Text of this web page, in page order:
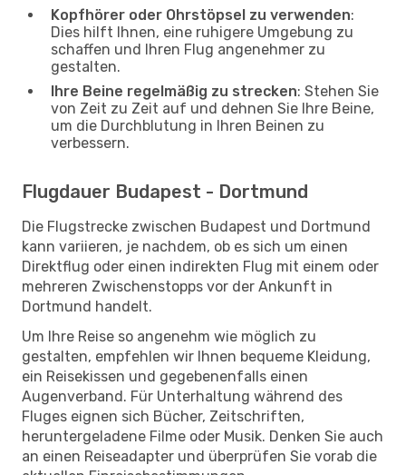
Kopfhörer oder Ohrstöpsel zu verwenden:
Dies hilft Ihnen, eine ruhigere Umgebung zu
schaffen und Ihren Flug angenehmer zu
gestalten.
Ihre Beine regelmäßig zu strecken: Stehen Sie
von Zeit zu Zeit auf und dehnen Sie Ihre Beine,
um die Durchblutung in Ihren Beinen zu
verbessern.
Flugdauer Budapest - Dortmund
Die Flugstrecke zwischen Budapest und Dortmund
kann variieren, je nachdem, ob es sich um einen
Direktflug oder einen indirekten Flug mit einem oder
mehreren Zwischenstopps vor der Ankunft in
Dortmund handelt.
Um Ihre Reise so angenehm wie möglich zu
gestalten, empfehlen wir Ihnen bequeme Kleidung,
ein Reisekissen und gegebenenfalls einen
Augenverband. Für Unterhaltung während des
Fluges eignen sich Bücher, Zeitschriften,
heruntergeladene Filme oder Musik. Denken Sie auch
an einen Reiseadapter und überprüfen Sie vorab die